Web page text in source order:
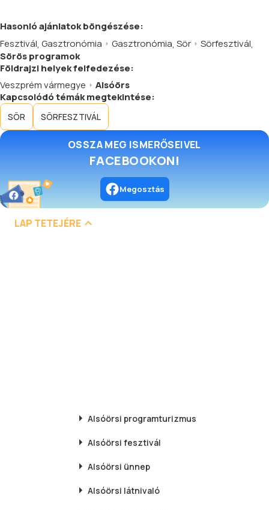
Hasonlóajánlatokböngészése:
Fesztivál, Gasztronómia Gasztronómia, Sör Sörfesztivál,
Sörös programok
Földrajzi helyek felfedezése:
Veszprém vármegye
Alsóörs
Kapcsolódó témák megtekintése:
SÖR SÖRFESZTIVÁL
OSSZA MEG ISMERŐSEIVEL
FACEBOOKON!
Megosztás
LAP TETEJÉRE
Alsóörsi programturizmus
Alsóörsi fesztivál
Alsóörsi ünnep
Alsóörsi látnivaló